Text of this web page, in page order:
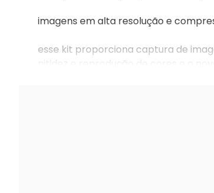
imagens em alta resolução e
esse kit proporciona captura de
nitidez e reprodução de cores e o